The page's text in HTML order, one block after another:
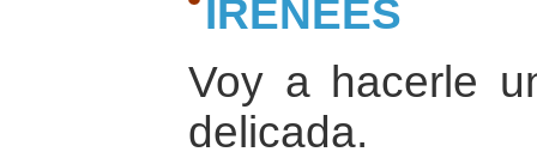
IRENEES
Voy a hacerle
delicada.